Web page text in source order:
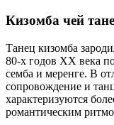
Кизомба чей
Танец кизомба
80-х годов XX века
семба и меренге. В
сопровождение и
характеризуются
романтическим